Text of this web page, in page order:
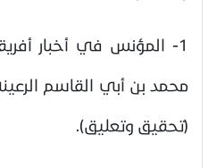
1- المؤنس في أخبار
محمد بن أبي القاسم
(تحقيق وتعليق).